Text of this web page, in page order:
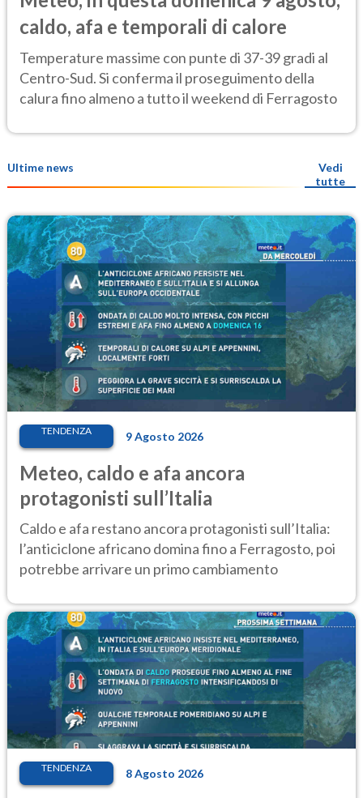
caldo, afa e temporali di calore
Temperature massime con punte di 37-39 gradi al
Centro-Sud. Si conferma il proseguimento della
calura fino almeno a tutto il weekend di Ferragosto
Ultime news
Vedi
tutte
TENDENZA 9 Agosto 2026
Meteo, caldo e afa ancora
protagonisti sull’Italia
Caldo e afa restano ancora protagonisti sull’Italia:
l’anticiclone africano domina fino a Ferragosto, poi
potrebbe arrivare un primo cambiamento
TENDENZA 8 Agosto 2026